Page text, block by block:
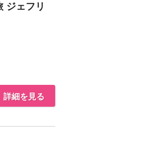
ジェフリ
詳細を見る